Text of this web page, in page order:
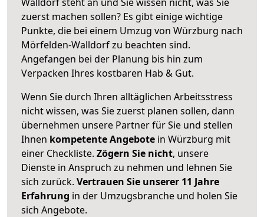
zuerst machen sollen? Es gibt einige wichtige
Punkte, die bei einem Umzug von Würzburg nach
Mörfelden-Walldorf zu beachten sind.
Angefangen bei der Planung bis hin zum
Verpacken Ihres kostbaren Hab & Gut.
Wenn Sie durch Ihren alltäglichen Arbeitsstress
nicht wissen, was Sie zuerst planen sollen, dann
übernehmen unsere Partner für Sie und stellen
Ihnen kompetente Angebote in Würzburg mit
einer Checkliste. Zögern Sie nicht, unsere
Dienste in Anspruch zu nehmen und lehnen Sie
sich zurück. Vertrauen Sie unserer 11 Jahre
Erfahrung in der Umzugsbranche und holen Sie
sich Angebote.